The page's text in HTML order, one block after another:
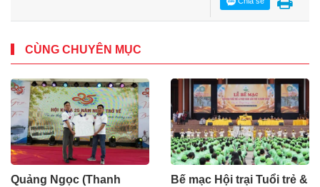
CÙNG CHUYÊN MỤC
Quảng Ngọc (Thanh
Bế mạc Hội trại Tuổi trẻ &